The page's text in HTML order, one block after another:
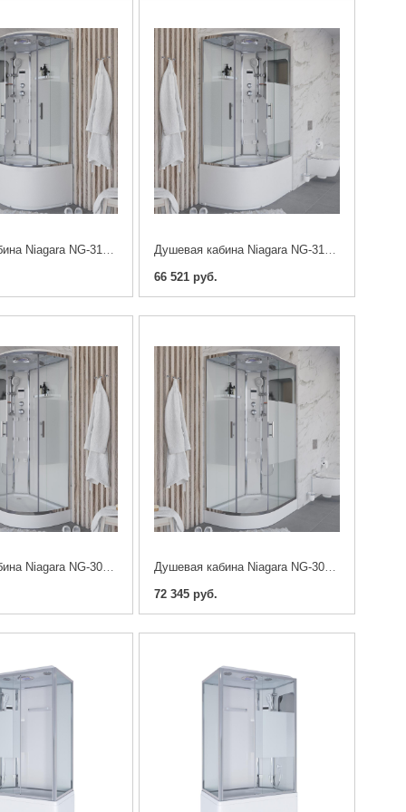
Душевая кабина Niagara NG-310-01L 120 x 80 cm.
Душевая кабина Niagara NG-310-01R 120 x 80 cm.
66 521 руб.
Душевая кабина Niagara NG-303-01L 120 x 80 cm.
Душевая кабина Niagara NG-303-01R 120 x 80 cm.
72 345 руб.